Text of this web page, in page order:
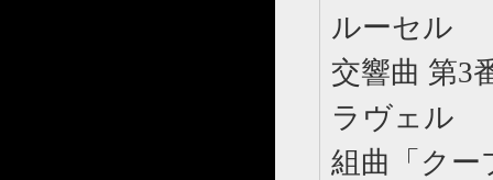
ルーセル
交響曲 第3
ラヴェル
組曲「クー